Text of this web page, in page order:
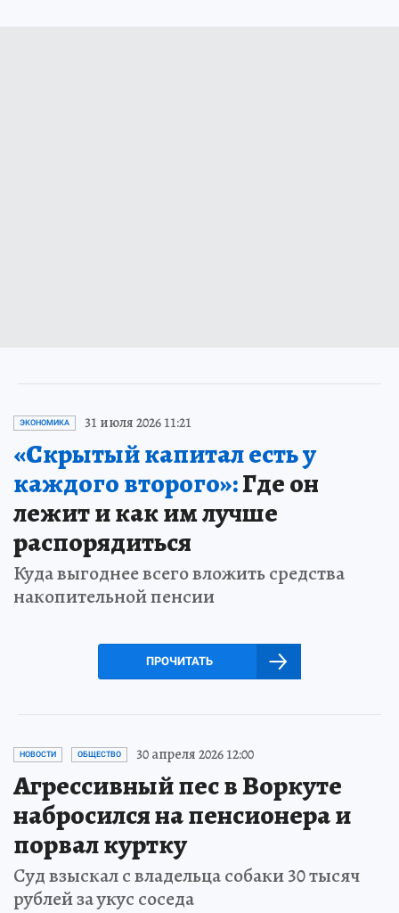
ЭКОНОМИКА 31 июля 2026 11:21
«Скрытый капитал есть у
каждого второго»:Где он
лежит и как им лучше
распорядиться
Куда выгоднее всего вложить средства
накопительной пенсии
ПРОЧИТАТЬ
НОВОСТИ ОБЩЕСТВО 30 апреля 2026 12:00
Агрессивный пес в Воркуте
набросился на пенсионера и
порвал куртку
Суд взыскал с владельца собаки 30 тысяч
рублей за укус соседа